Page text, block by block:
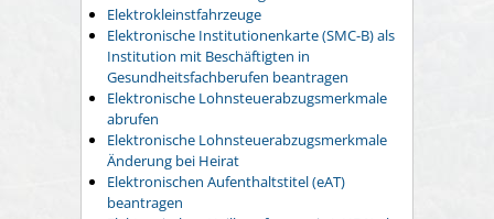
Elektrokleinstfahrzeuge
Elektronische Institutionenkarte (SMC-B) als
Institution mit Beschäftigten in
Gesundheitsfachberufen beantragen
Elektronische Lohnsteuerabzugsmerkmale
abrufen
Elektronische Lohnsteuerabzugsmerkmale
Änderung bei Heirat
Elektronischen Aufenthaltstitel (eAT)
beantragen